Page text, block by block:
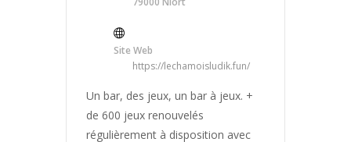
Site Web
https://lechamoisludik.fun/
Un bar, des jeux, un bar à jeux. +
de 600 jeux renouvelés
régulièrement à disposition avec